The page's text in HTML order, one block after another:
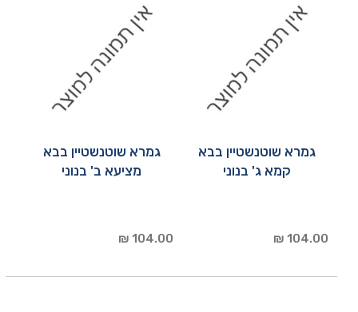
גמרא שוטנשטיין בבא
קמא ג' בנוני
104.00 ₪
גמרא שוטנשטיין בבא
מציעא ב' בנוני
104.00 ₪